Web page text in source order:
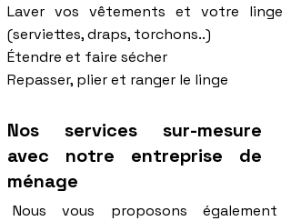
Laver vos vêtements et votre linge
(serviettes, draps, torchons..)
Étendre et faire sécher
Repasser, plier et ranger le linge
Nos services sur-mesure
avec notre entreprise de
ménage
​Nous vous proposons également